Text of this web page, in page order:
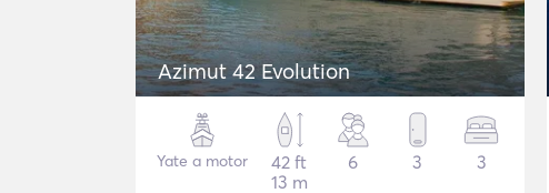
Azimut 42 Evolution
Yate a motor
42 ft
13 m
6 3 3